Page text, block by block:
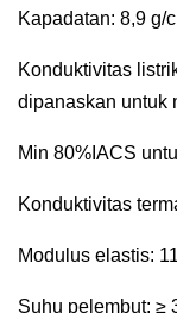
Kapadatan: 8,9 g/
Konduktivitas
dipanaskan untuk
Min 80%IACS
Konduktivitas
Modulus elastis:
Suhu pelembut: ≥